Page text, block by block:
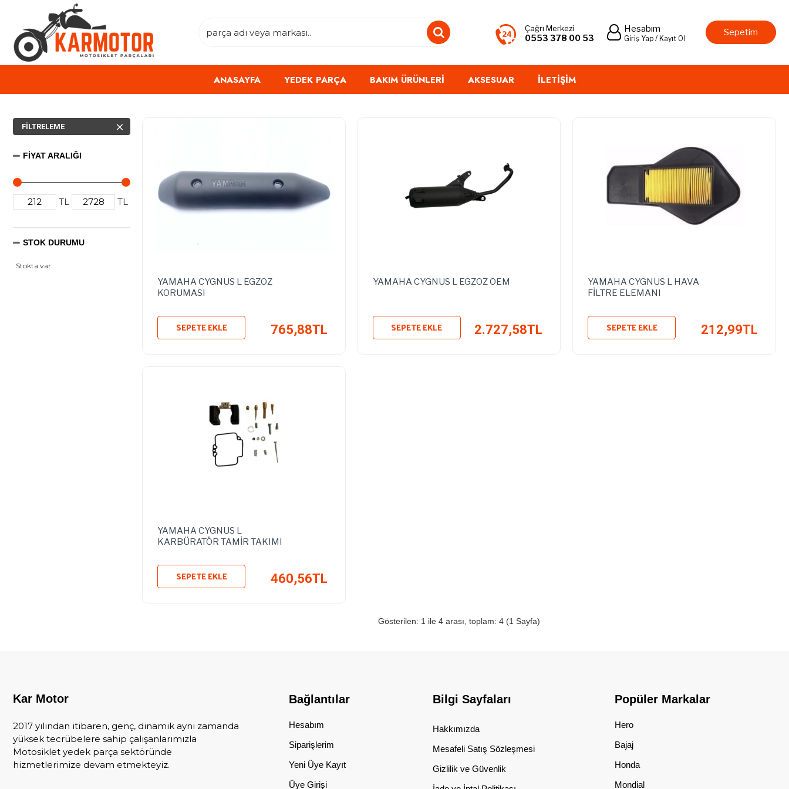
Çağrı Merkezi
0553 378 00 53
Hesabım
Giriş Yap / Kayıt Ol
Sepetim
ANASAYFA YEDEK PARÇA BAKIM ÜRÜNLERI AKSESUAR İLETIŞIM
FILTRELEME
FIYAT ARALIĞI
TL TL
STOK DURUMU
Stokta var
YAMAHA CYGNUS L EGZOZ
KORUMASI
765,88TL
SEPETE EKLE
YAMAHA CYGNUS L EGZOZ OEM
2.727,58TL
SEPETE EKLE
YAMAHA CYGNUS L HAVA
FİLTRE ELEMANI
212,99TL
SEPETE EKLE
YAMAHA CYGNUS L
KARBÜRATÖR TAMİR TAKIMI
460,56TL
SEPETE EKLE
Gösterilen: 1 ile 4 arası, toplam: 4 (1 Sayfa)
Kar Motor
2017 yılından itibaren, genç, dinamik aynı zamanda
yüksek tecrübelere sahip çalışanlarımızla
Motosiklet yedek parça sektöründe
hizmetlerimize devam etmekteyiz.
Bağlantılar
Hesabım
Siparişlerim
Yeni Üye Kayıt
Üye Girişi
Bilgi Sayfaları
Hakkımızda
Mesafeli Satış Sözleşmesi
Gizlilik ve Güvenlik
Popüler Markalar
Hero
Bajaj
Honda
Mondial